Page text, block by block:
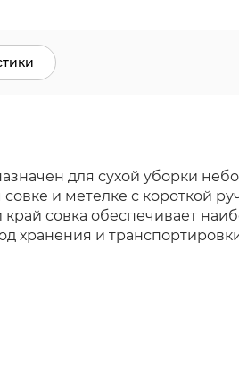
для сухой уборки
и метелке с короткой
совка обеспечивает
хранения и